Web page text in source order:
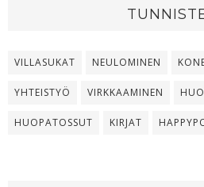
VILLASUKAT NEULOMINEN
YHTEISTYÖ VIRKKAAMINEN
HUOPATOSSUT KIRJAT